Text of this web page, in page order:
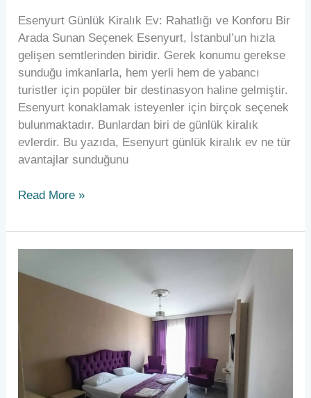
Esenyurt Günlük Kiralık Ev: Rahatlığı ve Konforu Bir
Arada Sunan Seçenek Esenyurt, İstanbul’un hızla
gelişen semtlerinden biridir. Gerek konumu gerekse
sunduğu imkanlarla, hem yerli hem de yabancı
turistler için popüler bir destinasyon haline gelmiştir.
Esenyurt konaklamak isteyenler için birçok seçenek
bulunmaktadır. Bunlardan biri de günlük kiralık
evlerdir. Bu yazıda, Esenyurt günlük kiralık ev ne tür
avantajlar sunduğunu
Read More »
Günlük